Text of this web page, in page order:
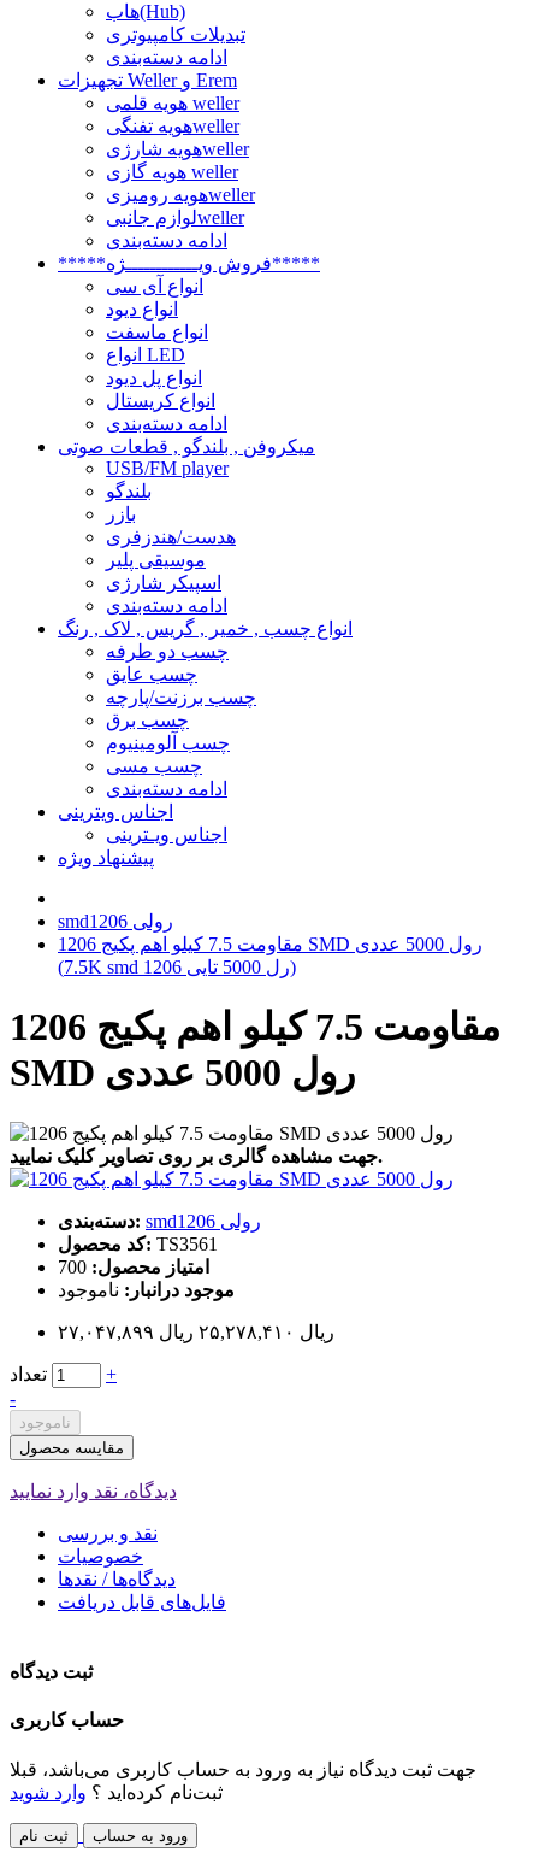
هاب(Hub)
تبدیلات کامپیوتری
ادامه دسته‌بندی
تجهیزات Weller و Erem
هویه قلمی weller
هویه تفنگیweller
هویه شارژیweller
هویه گازی weller
هویه رومیزیweller
لوازم جانبیweller
ادامه دسته‌بندی
*****فروش ویــــــــــــژه*****
انواع آی سی
انواع دیود
انواع ماسفت
انواع LED
انواع پل دیود
انواع کریستال
ادامه دسته‌بندی
میکروفن , بلندگو , قطعات صوتی
USB/FM player
بلندگو
بازر
هدست/هندزفری
موسیقی پلیر
اسپیکر شارژی
ادامه دسته‌بندی
انواع چسب , خمیر , گریس , لاک , رنگ
چسب دو طرفه
چسب عایق
چسب برزنت/پارچه
چسب برق
چسب آلومینیوم
چسب مسی
ادامه دسته‌بندی
اجناس ویترینی
اجناس ویـترینی
پیشنهاد ویژه
smd1206 رولی
مقاومت 7.5 کیلو اهم پکیج 1206 SMD رول 5000 عددی
(7.5K smd 1206 رل 5000 تایی)
مقاومت 7.5 کیلو اهم پکیج 1206
SMD رول 5000 عددی
جهت مشاهده گالری بر روی تصاویر کلیک نمایید.
دسته‌بندی:
smd1206 رولی
کد محصول: TS3561
امتیاز محصول: 700
موجود درانبار: ناموجود
۲۷,۰۴۷,۸۹۹ ریال ۲۵,۲۷۸,۴۱۰ ریال
تعداد
+
-
ناموجود
مقایسه محصول
دیدگاه، نقد وارد نمایید
نقد و بررسی
خصوصیات
دیدگاه‌ها / نقدها
فایل‌های قابل دریافت
ثبت دیدگاه
حساب کاربری
جهت ثبت دیدگاه نیاز به ورود به حساب کاربری می‌باشد، قبلا
ثبت‌نام کرده‌اید ؟ وارد شوید
ثبت نام ورود به حساب